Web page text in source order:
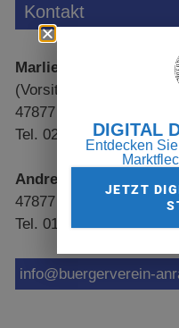
Kontakt
Marlies Pasch
(Vorsitzende)
47877 Willich
Tel. 02156 1319
Andrea Reuter
47877 Willich
Tel. 0163 3815390
info@buergerverein-
DIGITAL
Entdecken
JETZT